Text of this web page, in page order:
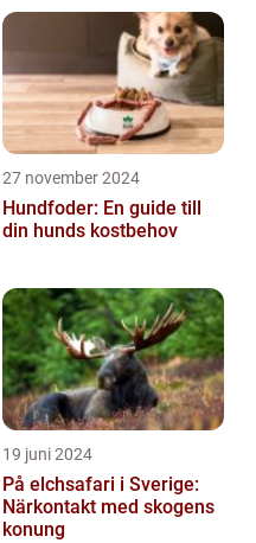
27 november 2024
Hundfoder: En guide till
din hunds kostbehov
19 juni 2024
På elchsafari i Sverige:
Närkontakt med skogens
konung